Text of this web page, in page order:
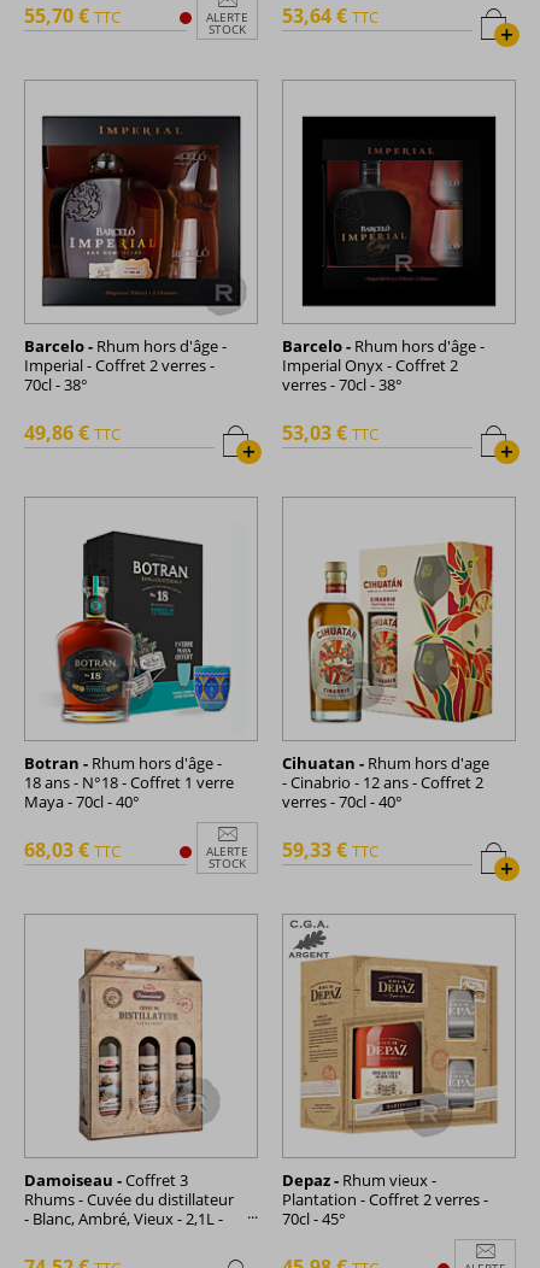
ALERTE
STOCK
55,70 € TTC
+
53,64 € TTC
Barcelo - Rhum hors d'âge -
Imperial - Coffret 2 verres -
70cl - 38°
+
49,86 € TTC
Barcelo - Rhum hors d'âge -
Imperial Onyx - Coffret 2
verres - 70cl - 38°
+
53,03 € TTC
Botran - Rhum hors d'âge -
18 ans - N°18 - Coffret 1 verre
Maya - 70cl - 40°
ALERTE
STOCK
68,03 € TTC
Cihuatan - Rhum hors d'age
- Cinabrio - 12 ans - Coffret 2
verres - 70cl - 40°
+
59,33 € TTC
Damoiseau -Coffret 3
Rhums - Cuvée du distillateur
- Blanc, Ambré, Vieux - 2,1L -
Depaz - Rhum vieux -
Plantation - Coffret 2 verres -
70cl - 45°